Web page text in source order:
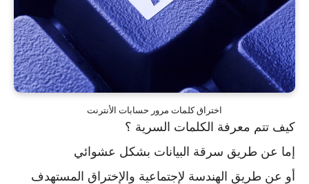
اختراق كلمات مرور حسابات الأنترنت
كيف تتم معرفة الكلمات السرية ؟
إما عن طريق سرقة البيانات بشكل عشوائي
أو عن طريق الهندسة لإجتماعية والإختراق المستهدف